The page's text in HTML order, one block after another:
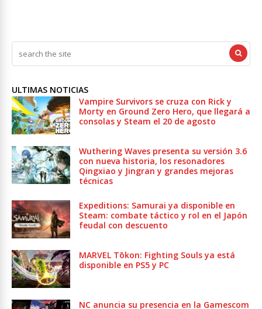
ULTIMAS NOTICIAS
Vampire Survivors se cruza con Rick y
Morty en Ground Zero Hero, que llegará a
consolas y Steam el 20 de agosto
Wuthering Waves presenta su versión 3.6
con nueva historia, los resonadores
Qingxiao y Jingran y grandes mejoras
técnicas
Expeditions: Samurai ya disponible en
Steam: combate táctico y rol en el Japón
feudal con descuento
MARVEL Tōkon: Fighting Souls ya está
disponible en PS5 y PC
NC anuncia su presencia en la Gamescom